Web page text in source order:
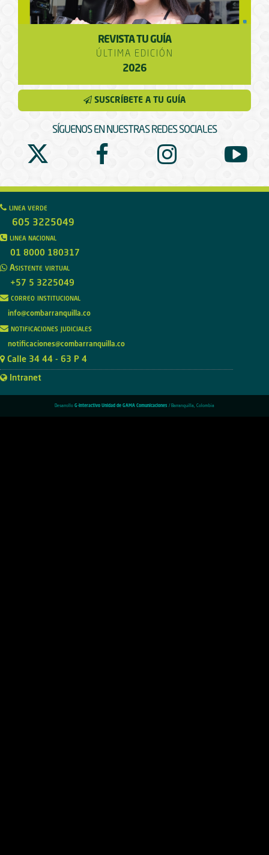
REVISTA TU GUÍA
ÚLTIMA EDICIÓN
2026
SUSCRÍBETE A TU GUÍA
SÍGUENOS EN NUESTRAS REDES SOCIALES
linea verde
605 3225049
linea nacional
01 8000 180317
Asistente virtual
+57 5 3225049
correo institucional
info@combarranquilla.co
notificaciones judiciales
notificaciones@combarranquilla.co
Calle 34 44 - 63 P 4
Intranet
Desarrollo G-Interactivo Unidad de GAMA Comunicaciones / Barranquilla, Colombia